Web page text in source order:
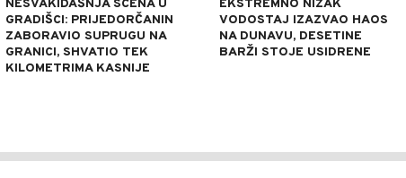
NESVAKIDAŠNJA SCENA U
GRADIŠCI: PRIJEDORČANIN
ZABORAVIO SUPRUGU NA
GRANICI, SHVATIO TEK
KILOMETRIMA KASNIJE
EKSTREMNO NIZAK
VODOSTAJ IZAZVAO HAOS
NA DUNAVU, DESETINE
BARŽI STOJE USIDRENE